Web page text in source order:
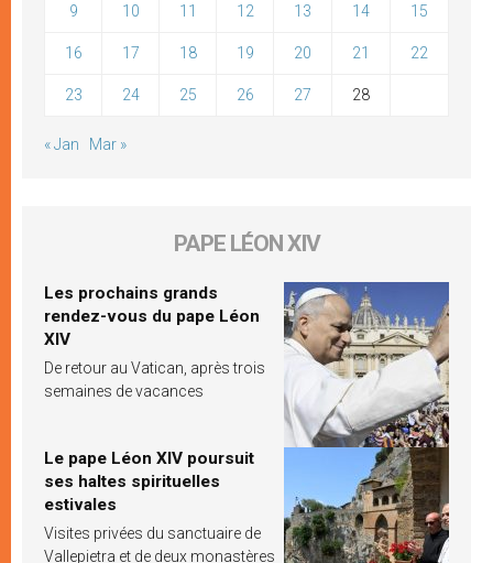
9 10 11 12 13 14 15
16 17 18 19 20 21 22
23 24 25 26 27 28
« Jan Mar »
PAPE LÉON XIV
Les prochains grands
rendez-vous du pape Léon
XIV
De retour au Vatican, après trois
semaines de vacances
Le pape Léon XIV poursuit
ses haltes spirituelles
estivales
Visites privées du sanctuaire de
Vallepietra et de deux monastères